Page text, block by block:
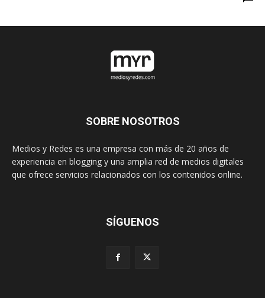
SOBRE NOSOTROS
Medios y Redes es una empresa con más de 20 años de
experiencia en blogging y una amplia red de medios digitales
que ofrece servicios relacionados con los contenidos online.
SÍGUENOS